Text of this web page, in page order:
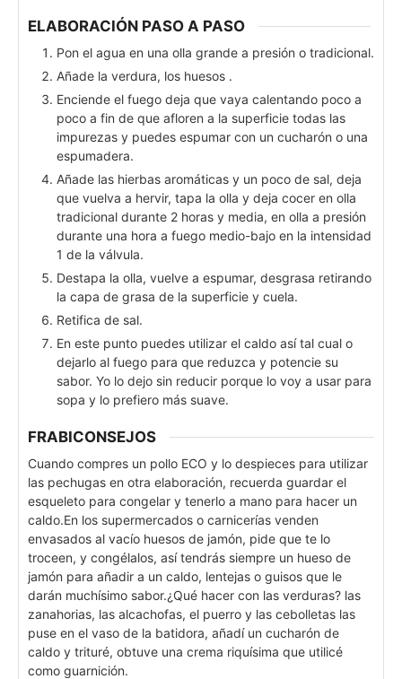
ELABORACIÓN PASO A PASO
Pon el agua en una olla grande a presión o tradicional.
Añade la verdura, los huesos .
Enciende el fuego deja que vaya calentando poco a
poco a fin de que afloren a la superficie todas las
impurezas y puedes espumar con un cucharón o una
espumadera.
Añade las hierbas aromáticas y un poco de sal, deja
que vuelva a hervir, tapa la olla y deja cocer en olla
tradicional durante 2 horas y media, en olla a presión
durante una hora a fuego medio-bajo en la intensidad
1 de la válvula.
Destapa la olla, vuelve a espumar, desgrasa retirando
la capa de grasa de la superficie y cuela.
Retifica de sal.
En este punto puedes utilizar el caldo así tal cual o
dejarlo al fuego para que reduzca y potencie su
sabor. Yo lo dejo sin reducir porque lo voy a usar para
sopa y lo prefiero más suave.
FRABICONSEJOS
Cuando compres un pollo ECO y lo despieces para utilizar
las pechugas en otra elaboración, recuerda guardar el
esqueleto para congelar y tenerlo a mano para hacer un
caldo.En los supermercados o carnicerías venden
envasados al vacío huesos de jamón, pide que te lo
troceen, y congélalos, así tendrás siempre un hueso de
jamón para añadir a un caldo, lentejas o guisos que le
darán muchísimo sabor.¿Qué hacer con las verduras? las
zanahorias, las alcachofas, el puerro y las cebolletas las
puse en el vaso de la batidora, añadí un cucharón de
caldo y trituré, obtuve una crema riquísima que utilicé
como guarnición.